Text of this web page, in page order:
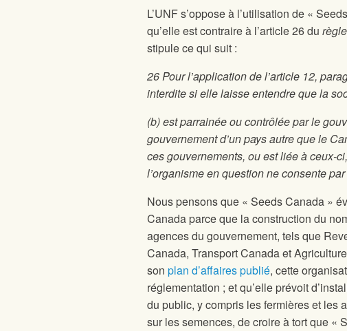
L’UNF s’oppose à l’utilisation de «
qu’elle est contraire à l’article 26 du
stipule ce qui suit :
26 Pour l’application de l’article 12,
interdite si elle laisse entendre que la
(b) est parrainée ou contrôlée par le
gouvernement d’un pays autre que le
ces gouvernements, ou est liée à ceux-
l’organisme en question ne consente
Nous pensons que « Seeds Canada »
Canada parce que la construction du
agences du gouvernement, tels que
Canada, Transport Canada et
son plan d’affaires publié, cette
réglementation ; et qu’elle prévoit
du public, y compris les fermières et les
sur les semences, de croire à tort que «